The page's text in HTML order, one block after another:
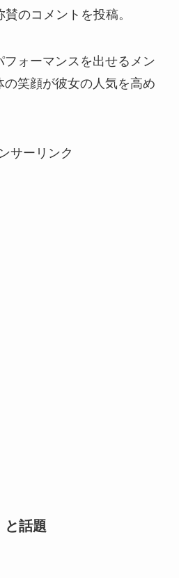
のコメントを投稿。
ォーマンスを出せるメン
の笑顔が彼女の人気を高め
サーリンク
と話題